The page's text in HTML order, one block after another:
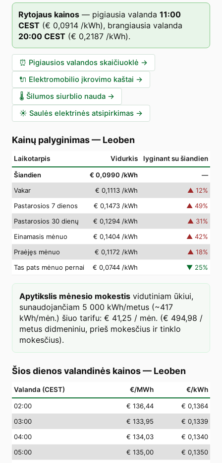
Rytojaus kainos — pigiausia valanda 11:00
CEST (€ 0,0914 /kWh), brangiausia valanda
20:00 CEST (€ 0,2187 /kWh).
⏰ Pigiausios valandos skaičiuoklė →
🔌 Elektromobilio įkrovimo kaštai →
🌡️ Šilumos siurblio nauda →
☀️ Saulės elektrinės atsipirkimas →
Kainų palyginimas— Leoben
Laikotarpis Vidurkis lyginant su šiandien
Šiandien € 0,0990 /kWh
—
Vakar
€ 0,1113 /kWh ▲ 12%
Pastarosios 7 dienos
€ 0,1473 /kWh ▲ 49%
Pastarosios 30 dienų
€ 0,1294 /kWh ▲ 31%
Einamasis mėnuo
€ 0,1404 /kWh ▲ 42%
Praėjęs mėnuo
€ 0,1172 /kWh ▲ 18%
Tas pats mėnuo pernai
€ 0,0744 /kWh ▼ 25%
Apytikslis mėnesio mokestis vidutiniam ūkiui,
sunaudojančiam 5 000 kWh/metus (~417
kWh/mėn.) šiuo tarifu: € 41,25 / mėn. (€ 494,98 /
metus didmeniniu, prieš mokesčius ir tinklo
mokesčius).
Šios dienos valandinės kainos— Leoben
Valanda (CEST) €/MWh €/kWh
02:00 € 136,44
€ 0,1364
03:00 € 133,95
€ 0,1339
04:00 € 134,03
€ 0,1340
05:00 € 135,00
€ 0,1350